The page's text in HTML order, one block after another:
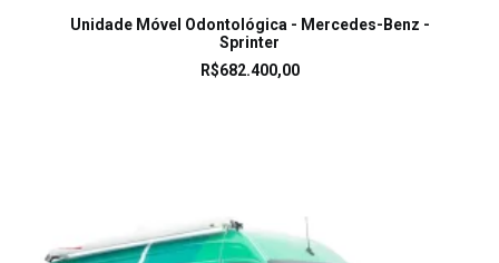
LEIA MAIS
Unidade Móvel Odontológica - Mercedes-Benz -
Sprinter
R$682.400,00